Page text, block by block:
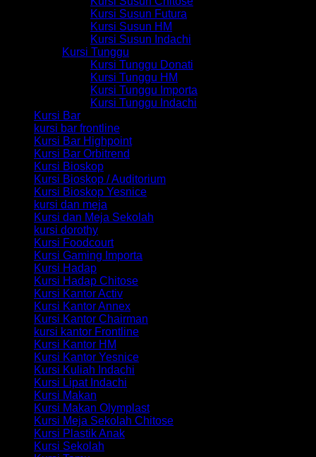
Kursi Susun Futura
Kursi Susun HM
Kursi Susun Indachi
Kursi Tunggu
Kursi Tunggu Donati
Kursi Tunggu HM
Kursi Tunggu Importa
Kursi Tunggu Indachi
Kursi Bar
kursi bar frontline
Kursi Bar Highpoint
Kursi Bar Orbitrend
Kursi Bioskop
Kursi Bioskop / Auditorium
Kursi Bioskop Yesnice
kursi dan meja
Kursi dan Meja Sekolah
kursi dorothy
Kursi Foodcourt
Kursi Gaming Importa
Kursi Hadap
Kursi Hadap Chitose
Kursi Kantor Activ
Kursi Kantor Annex
Kursi Kantor Chairman
kursi kantor Frontline
Kursi Kantor HM
Kursi Kantor Yesnice
Kursi Kuliah Indachi
Kursi Lipat Indachi
Kursi Makan
Kursi Makan Olymplast
Kursi Meja Sekolah Chitose
Kursi Plastik Anak
Kursi Sekolah